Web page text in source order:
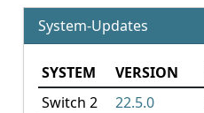
System-Updates
SYSTEM VERSION
Switch 2
22.5.0